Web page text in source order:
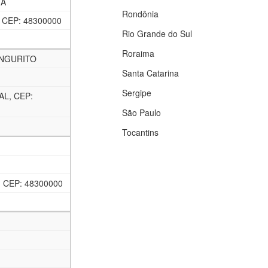
48300000
CEP:
CEP: 48300000
Rondônia
Rio Grande do Sul
Roraima
Santa Catarina
Sergipe
São Paulo
Tocantins